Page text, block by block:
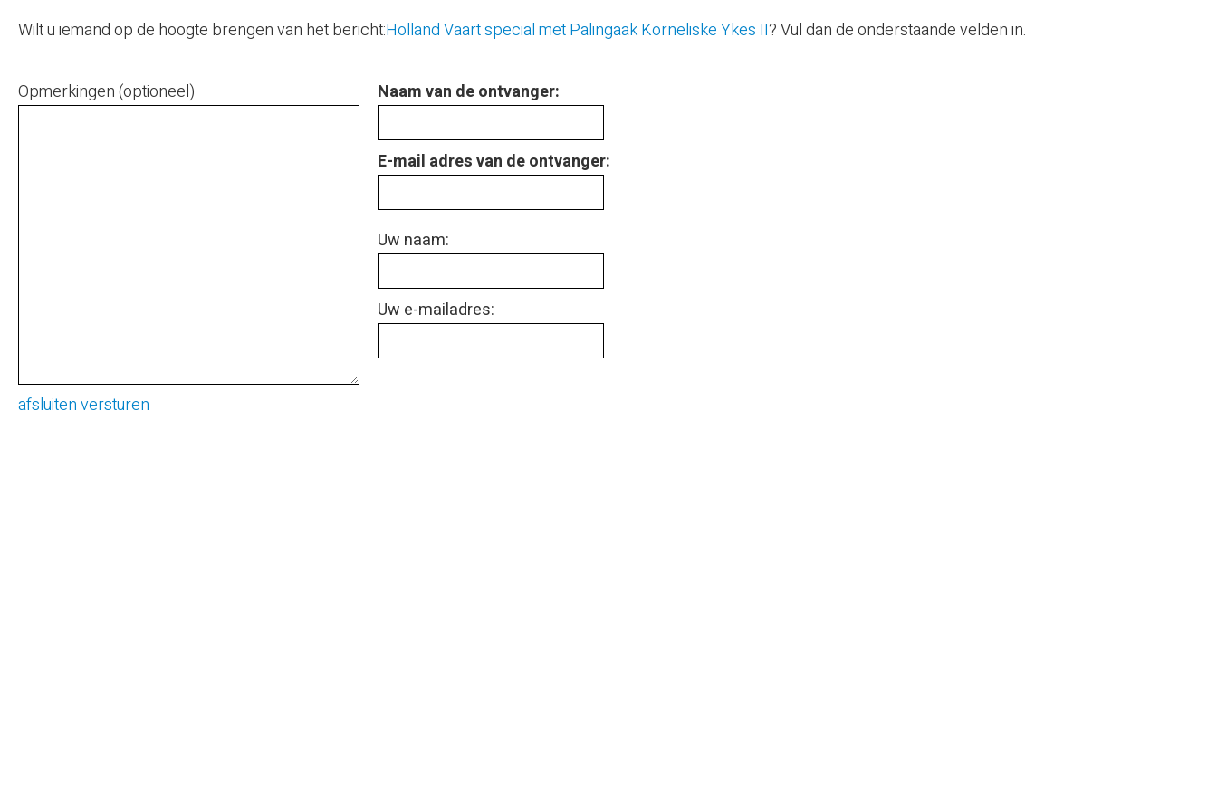
Wilt u iemand op de hoogte brengen van het bericht:Holland Vaart special met Palingaak Korneliske Ykes II? Vul dan de onderstaande velden in.
Opmerkingen (optioneel) Naam van de ontvanger:
E-mail adres van de ontvanger:
Uw naam:
Uw e-mailadres:
afsluitenversturen